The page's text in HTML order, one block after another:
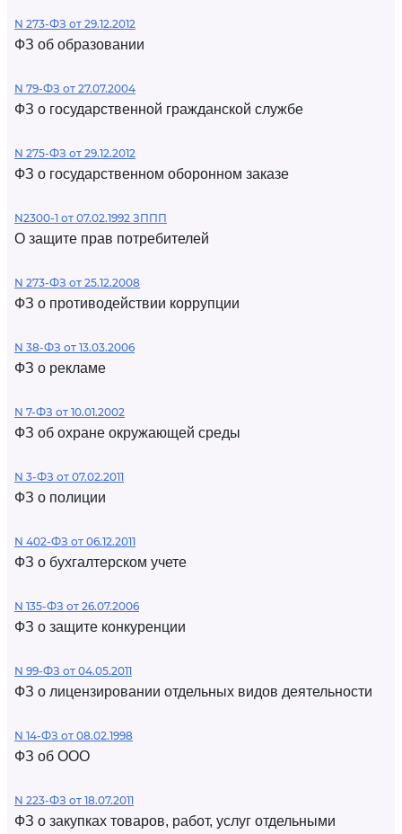
N 273-ФЗ от 29.12.2012
ФЗ об образовании
N 79-ФЗ от 27.07.2004
ФЗ о государственной гражданской службе
N 275-ФЗ от 29.12.2012
ФЗ о государственном оборонном заказе
N2300-1 от 07.02.1992 ЗППП
О защите прав потребителей
N 273-ФЗ от 25.12.2008
ФЗ о противодействии коррупции
N 38-ФЗ от 13.03.2006
ФЗ о рекламе
N 7-ФЗ от 10.01.2002
ФЗ об охране окружающей среды
N 3-ФЗ от 07.02.2011
ФЗ о полиции
N 402-ФЗ от 06.12.2011
ФЗ о бухгалтерском учете
N 135-ФЗ от 26.07.2006
ФЗ о защите конкуренции
N 99-ФЗ от 04.05.2011
ФЗ о лицензировании отдельных видов деятельности
N 14-ФЗ от 08.02.1998
ФЗ об ООО
N 223-ФЗ от 18.07.2011
ФЗ о закупках товаров, работ, услуг отдельными